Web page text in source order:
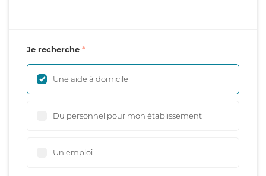
Je recherche
Une aide à domicile
Du personnel pour mon établissement
Un emploi